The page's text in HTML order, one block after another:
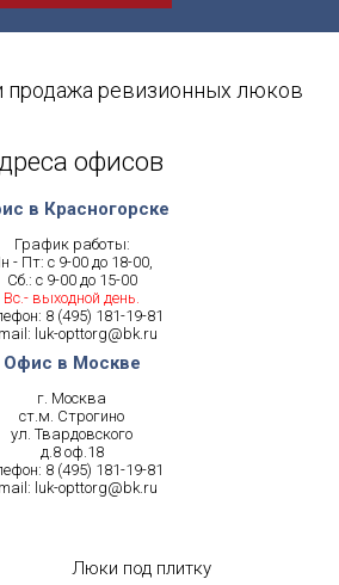
продажа ревизионных люков
офисов
в Красногорске
График работы:
- Пт: с 9-00 до 18-00,
Сб.: с 9-00 до 15-00
Вс.- выходной день.
8 (495) 181-19-81
luk-opttorg@bk.ru
Офис в Москве
г. Москва
ст.м. Строгино
ул. Твардовского
д.8 оф.18
8 (495) 181-19-81
luk-opttorg@bk.ru
Люки под плитку